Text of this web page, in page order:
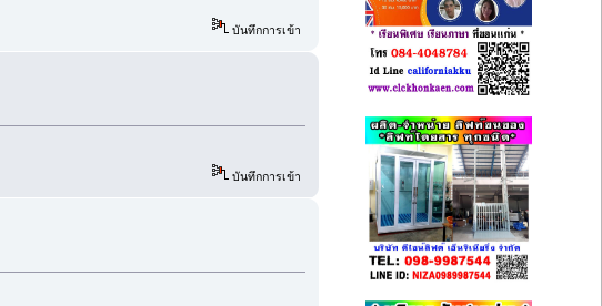
บันทึกการเข้า
บันทึกการเข้า